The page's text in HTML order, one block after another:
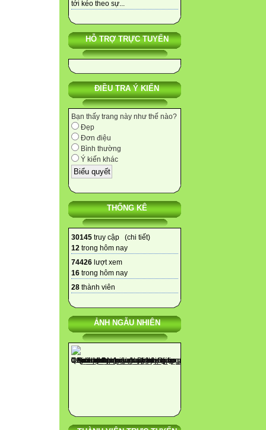
tới kéo theo sự...
HỖ TRỢ TRỰC TUYẾN
ĐIỀU TRA Ý KIẾN
Bạn thấy trang này như thế nào?
Đẹp
Đơn điệu
Bình thường
Ý kiến khác
THỐNG KÊ
30145 truy cập (chi tiết)
12 trong hôm nay
74426 lượt xem
16 trong hôm nay
28 thành viên
ẢNH NGẪU NHIÊN